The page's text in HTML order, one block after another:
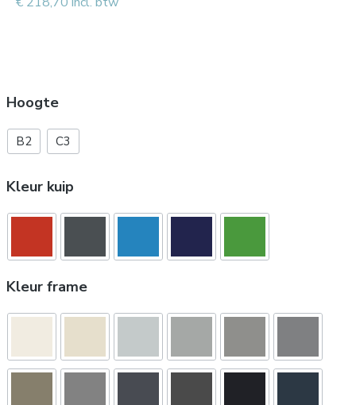
Hoogte
B2 C3
Kleur kuip
Kleur frame